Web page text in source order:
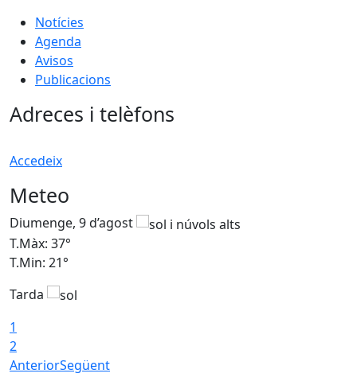
Notícies
Agenda
Avisos
Publicacions
Adreces i telèfons
Accedeix
Meteo
Diumenge, 9 d’agost
T.Màx: 37°
T.Min: 21°
Tarda
1
2
AnteriorSegüent